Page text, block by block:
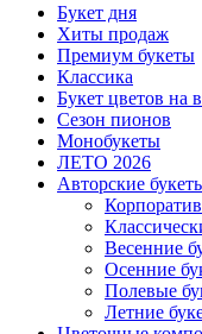
Букет дня
Хиты продаж
Премиум букеты
Классика
Букет цветов на
Сезон пионов
Монобукеты
ЛЕТО 2026
Авторские
Весенние
Осенние
Полевые
Летние